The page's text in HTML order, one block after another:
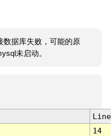
数据库失败，可能的原
未启动。
Line
14